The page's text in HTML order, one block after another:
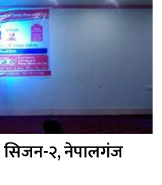
२, नेपालगंज